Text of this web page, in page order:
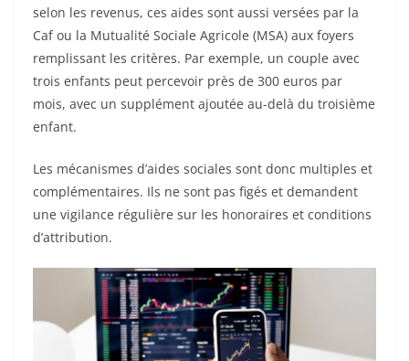
selon les revenus, ces aides sont aussi versées par la
Caf ou la Mutualité Sociale Agricole (MSA) aux foyers
remplissant les critères. Par exemple, un couple avec
trois enfants peut percevoir près de 300 euros par
mois, avec un supplément ajoutée au-delà du troisième
enfant.
Les mécanismes d’aides sociales sont donc multiples et
complémentaires. Ils ne sont pas figés et demandent
une vigilance régulière sur les honoraires et conditions
d’attribution.